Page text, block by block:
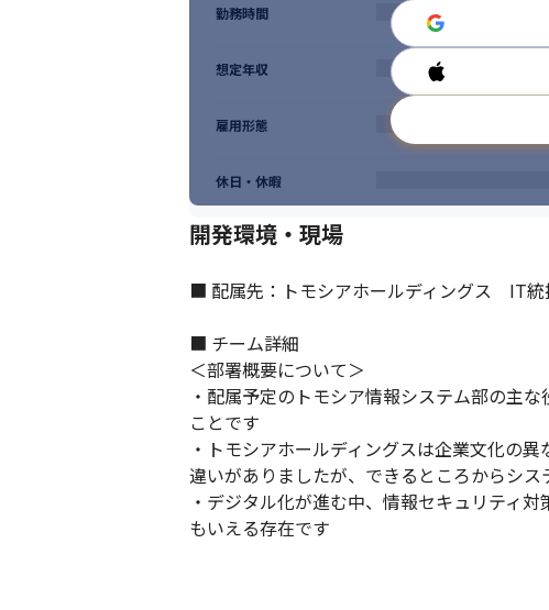
勤務時間
想定年収
雇用形態
休日・休暇
開発環境・現場
■ 配属先：トモシアホールディングス　IT
■ チーム詳細
＜部署概要について＞
・配属予定のトモシア情報システム部の主
ことです
・トモシアホールディングスは企業文化の
違いがありましたが、できるところからシ
・デジタル化が進む中、情報セキュリティ
もいえる存在です